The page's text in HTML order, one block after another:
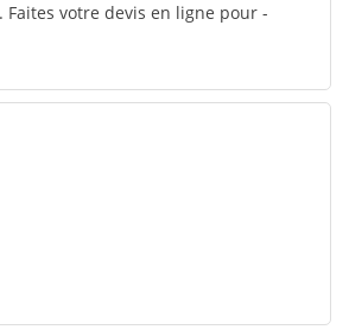
Faites votre devis en ligne pour -